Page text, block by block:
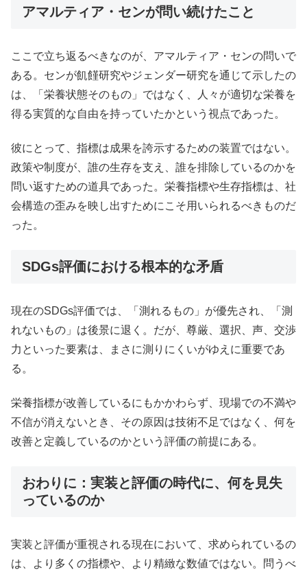
アマルティア・センが問い続けたこと
ここで立ち返るべきなのが、アマルティア・センの問いで
ある。センが飢饉研究やジェンダー研究を通じて示したの
は、「栄養状態そのもの」ではなく、人々が適切な栄養を
得る実質的な自由を持っていたかという視点であった。
彼にとって、指標は成果を誇示するための装置ではない。
政策や制度が、誰の生存を支え、誰を排除しているのかを
問い返すための道具であった。栄養指標や生存指標は、社
会構造の歪みを映し出すためにこそ用いられるべきものだ
った。
SDGs評価における根本的な矛盾
現在のSDGs評価では、「測れるもの」が優先され、「測
れないもの」は後景に退く。だが、尊厳、選択、声、交渉
力といった要素は、まさに測りにくいがゆえに重要であ
る。
栄養指標が改善しているにもかかわらず、現場での不満や
不信が消えないとき、その原因は技術不足ではなく、何を
改善と定義しているのかという評価の前提にある。
おわりに：実装と評価の時代に、何を見失
っているのか
実装と評価が重視される現在において、求められているの
は、より多くの指標や、より精緻な数値ではない。問うべ